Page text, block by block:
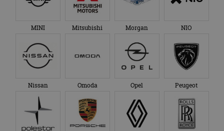
MINI Mitsubishi Morgan NIO
Nissan Omoda Opel Peugeot